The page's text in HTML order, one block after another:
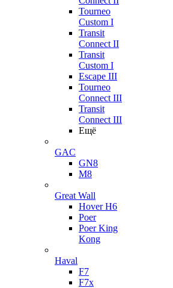
Tourneo
Custom I
Transit
Connect II
Transit
Custom I
Escape III
Tourneo
Connect III
Transit
Connect III
Ещё
GAC
GN8
M8
Great Wall
Hover H6
Poer
Poer King
Kong
Haval
F7
F7x